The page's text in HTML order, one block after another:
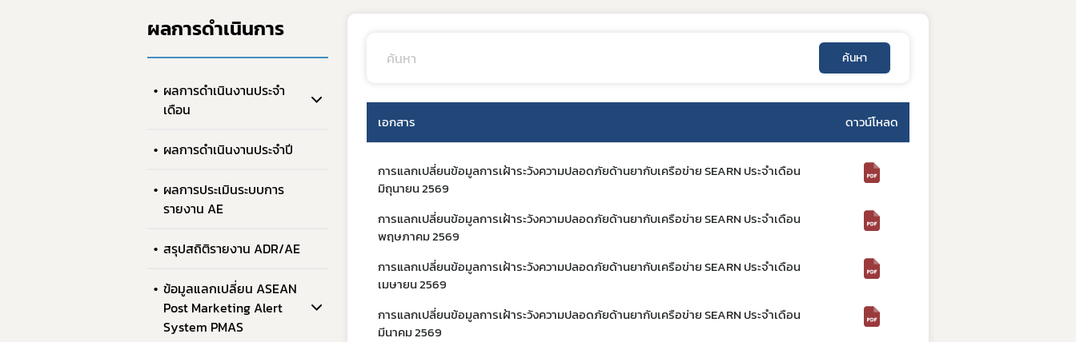
ผลการดำเนินการ
ผลการดำเนินงานประจำ
เดือน
ผลการดำเนินงานประจำปี
ผลการประเมินระบบการ
รายงาน AE
สรุปสถิติรายงาน ADR/AE
ข้อมูลแลกเปลี่ยน ASEAN
Post Marketing Alert
System PMAS
ค้นหา
เอกสาร ดาวน์โหลด
การแลกเปลี่ยนข้อมูลการเฝ้าระวังความปลอดภัยด้านยากับเครือข่าย SEARN ประจำเดือน
มิถุนายน 2569
การแลกเปลี่ยนข้อมูลการเฝ้าระวังความปลอดภัยด้านยากับเครือข่าย SEARN ประจำเดือน
พฤษภาคม 2569
การแลกเปลี่ยนข้อมูลการเฝ้าระวังความปลอดภัยด้านยากับเครือข่าย SEARN ประจำเดือน
เมษายน 2569
การแลกเปลี่ยนข้อมูลการเฝ้าระวังความปลอดภัยด้านยากับเครือข่าย SEARN ประจำเดือน
มีนาคม 2569
Subscribe